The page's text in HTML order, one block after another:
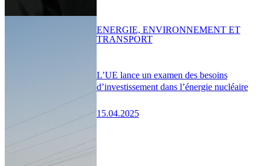
L’UE lance un examen des besoins
d’investissement dans l’énergie nucléaire
15.04.2025
ENERGIE, ENVIRONNEMENT ET
TRANSPORT